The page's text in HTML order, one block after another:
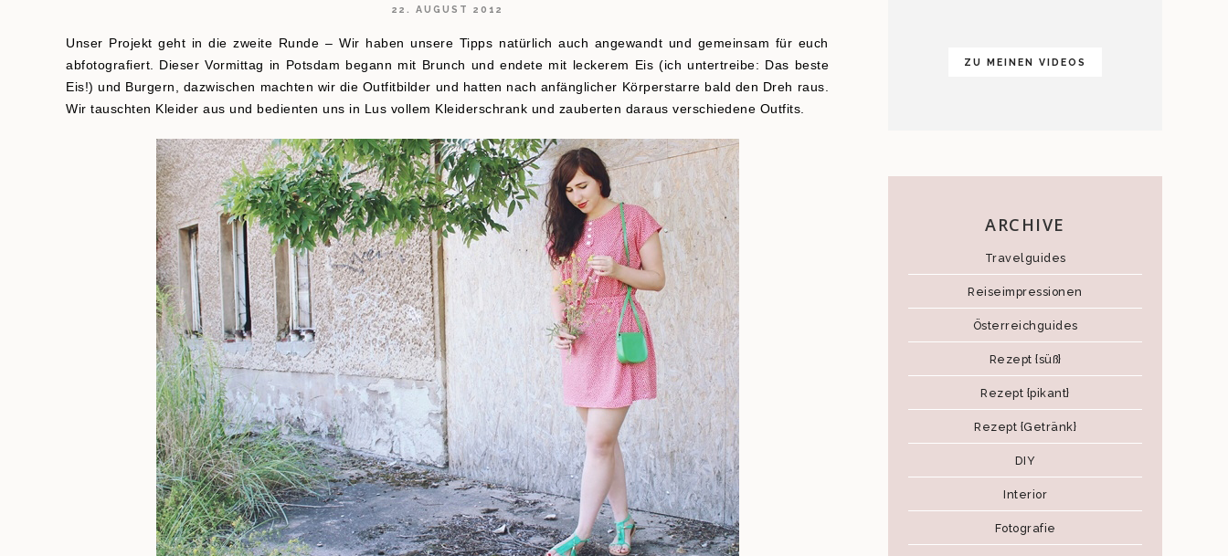
22. AUGUST 2012
Unser Projekt geht in die zweite Runde – Wir haben unsere Tipps natürlich auch angewandt und gemeinsam für euch
abfotografiert. Dieser Vormittag in Potsdam begann mit Brunch und endete mit leckerem Eis (ich untertreibe: Das beste
Eis!) und Burgern, dazwischen machten wir die Outfitbilder und hatten nach anfänglicher Körperstarre bald den Dreh raus.
Wir tauschten Kleider aus und bedienten uns in Lus vollem Kleiderschrank und zauberten daraus verschiedene Outfits.
ZU MEINEN VIDEOS
ARCHIVE
Travelguides
Reiseimpressionen
Österreichguides
Rezept {süß}
Rezept {pikant}
Rezept {Getränk}
DIY
Interior
Fotografie